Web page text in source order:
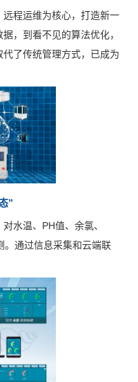
程运维为核心，打造新一
，到看不见的算法优化，
了传统管理方式，已成为
”
水温、PH值、余氯、
。通过信息采集和云端联